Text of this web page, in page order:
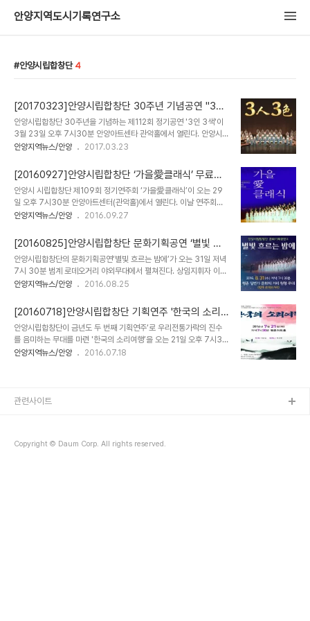
안양지역도시기록연구소
안양시립합창단 4
[20170323]안양시립합창단 30주년 기념공연 "3인
3색"
안양시립합창단 30주년을 기념하는 제112회 정기공연 '3인 3색'이
3월 23일 오후 7시30분 안양아트센타 관악홀에서 열린다. 안양시
립합창단(상임지휘자 이상진)은 1987년에 창단하여 지난 30년 동
으로 고전에서 현대음악에 이르는 폭넓은 레퍼토리를 선보이며 음악
을 사랑하는 이들에게 감동을 주었다. 특히 전국 10개 도시를 순회하
며 연주한 오폐라(안중근), 일본 동경에서 연주한 오페라(황진이)는 안
양시립합창단이었기에 가능한 연주였다는 평을 들었다. 2006년 이
상길 지휘자를 제5대 지휘자로 영입한 후 뛰어난 연주와 기회 그리고
호가들로부터 그 수준을 인정 받고 있으며, 매년..
안양지역뉴스/안양 2017.03.23
[20160927]안양시립합창단 ‘가을愛클래식’ 무료공
연
안양시 시립합창단 제109회 정기연주회 ‘가을愛클래식’이 오는 29
일 오후 7시30분 안양아트센터(관악홀)에서 열린다. 이날 연주회는
테마 ‘가을愛클래식’에 어울리는 곡들로 준비돼 Anton Bruckner가
오페라 천국과 지옥 중 'Can Can'(캉캉),‘세인트 할렐루야’,‘핑크팬
더’,‘가브리엘 오보에’를 시립합창단이‘심포니 송 오케스트라’와의 앙
상블로 들려준다. 앙상블에는 금관악기와 목관악기가 반주돼 관객들
에게는 사운드의 웅장함이 그대로 전해질 것으로 기대된다. 마지막 세
번째 순서는 가을을 노래한 한국가곡, ▴고향그리워 ▴아! 가을인가 ▴이
기에 흠뻑 젖게 된다. 시..
안양지역뉴스/안양 2016.09.27
[20160825]안양시립합창단 문화기획공연 ‘별빛 흐
르는 밤에’
안양시립합창단의 문화기획공연‘별빛 흐르는 밤에’가 오는 31일 저녁
7시 30분 범계 로데오거리 야외무대에서 펼쳐진다. 상임지휘자 이상
길이 지휘하는 가운데‘아름다운 세상’,‘난 널 사랑해’,‘축배의 노래’등을
독창 및 2중창으로 화음을 선사한다. 테너 김도완·홍경표·박현민이 열
창할 'O Sole mio'와'Funicull Funicula'는 가는 여름밤을 격조있
는 무대로 이끌 것이 기대된다. 시의 관계공무원은 이번 시립합창단의
기획공연은 야외무대를 택해 합창, 성악, 대중음악을 주 프로그램으로
마련했다며 8월의 마지막 밤을 아름다운 선율과 함께하길 바란다고
안양지역뉴스/안양 2016.08.25
[20160718]안양시립합창단 기획연주 '한국의 소리
여행' 무료공연
안양시립합창단이 금년도 두 번째 기획연주‘로 우리전통가락의 진수
를 음미하는 무대를 마련 '한국의 소리여행’을 오는 21일 오후 7시30
분 평촌아트홀에서 연다. 이상길 지휘로 펼쳐지는 이날 연주회는 ‘한국
▲촉규화(최치원의 시) ▲자장가 ▲성산일출 등 전통가락이 대부분
는 전석..
안양지역뉴스/안양 2016.07.18
Copyright © Daum Corp. All rights reserved.
관련사이트